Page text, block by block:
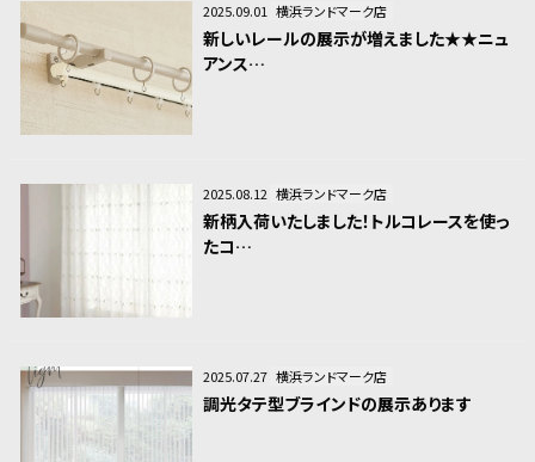
2025.09.01 横浜ランドマーク店
新しいレールの展示が増えました★★ニュ
アンス…
2025.08.12 横浜ランドマーク店
新柄入荷いたしました！トルコレースを使っ
たコ…
2025.07.27 横浜ランドマーク店
調光タテ型ブラインドの展示あります